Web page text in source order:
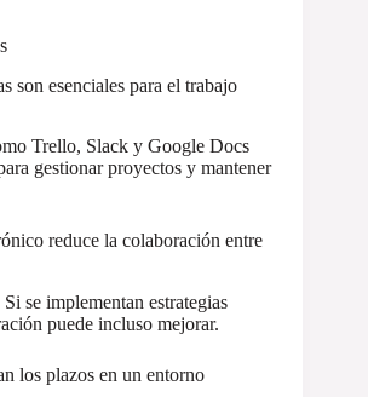
son esenciales para el trabajo
Trello, Slack y Google Docs
gestionar proyectos y mantener
reduce la colaboración entre
se implementan estrategias
puede incluso mejorar.
los plazos en un entorno